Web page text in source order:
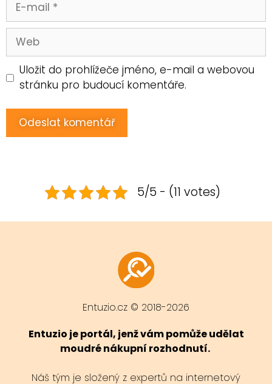
Uložit do prohlížeče jméno, e-mail a webovou
stránku pro budoucí komentáře.
5/5 - (11 votes)
Entuzio.cz © 2018-2026
Entuzio je portál, jenž vám pomůže udělat
moudré nákupní rozhodnutí.
Náš tým je složený z expertů na internetový